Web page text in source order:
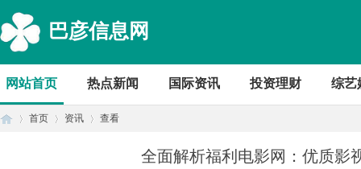
巴彦信息网
网站首页 热点新闻 国际资讯 投资理财 综艺
首页 资讯 查看
全面解析福利电影网：优质影